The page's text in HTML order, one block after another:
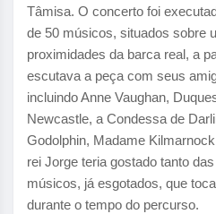
Tâmisa. O concerto foi
de 50 músicos, situados sobre
proximidades da barca real, a
escutava a peça com seus
incluindo Anne Vaughan,
Newcastle, a Condessa de
Godolphin, Madame
rei Jorge teria gostado tanto
músicos, já esgotados, que
durante o tempo do percurso.